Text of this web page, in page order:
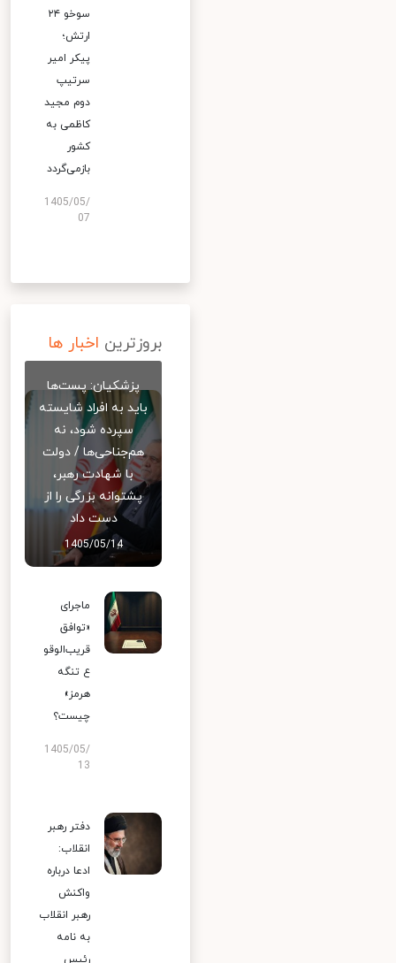
سوخو ۲۴
ارتش؛
پیکر امیر
سرتیپ
دوم مجید
کاظمی به
کشور
بازمی‌گردد
1405/05/
07
بروزترین اخبار ها
پزشکیان: پست‌ها
باید به افراد شایسته
سپرده شود، نه
هم‌جناحی‌ها / دولت
با شهادت رهبر،
پشتوانه بزرگی را از
دست داد
1405/05/14
ماجرای
«توافق
قریب‌الوقو
ع تنگه
هرمز»
چیست؟
1405/05/
13
دفتر رهبر
انقلاب:
ادعا درباره
واکنش
رهبر انقلاب
به نامه
رئیس